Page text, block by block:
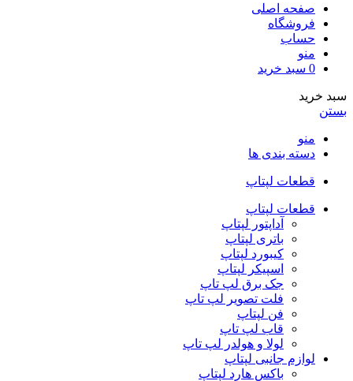
صفحه اصلی
فروشگاه
حساب
منو
0 سبد خرید
سبد خرید
بستن
منو
دسته بندی ها
قطعات لپتاپ
قطعات لپتاپ
آداپتور لپتاپ
باتری لپتاپ
کیبورد لپتاپ
اسپیکر لپتاپ
جک برق لپ تاپ
فلت تصویر لپ تاپ
فن لپتاپ
قاب لپ تاپ
لولا و هولدر لپ تاپ
لوازم جانبی لپتاپ
باکس هارد لپتاپ